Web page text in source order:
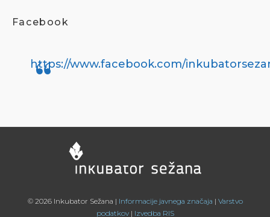
Facebook
https://www.facebook.com/
© 2026 Inkubator Sežana | Informacije javnega značaja | Varstvo
podatkov| Izvedba RIS